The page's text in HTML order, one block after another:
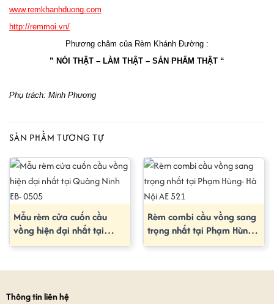
www.remkhanhduong.com
http://remmoi.vn/
Phương châm của Rèm Khánh Đường :
” NÓI THẬT – LÀM THẬT – SẢN PHẨM THẬT “
Phụ trách: Minh Phương
SẢN PHẨM TƯƠNG TỰ
Mẫu rèm cửa cuốn cầu
vồng hiện đại nhất tại
Quảng Ninh EB- 0505
Rèm combi cầu vồng sang
trọng nhất tại Phạm Hùng-
Hà Nội AE 521
Thông tin liên hệ